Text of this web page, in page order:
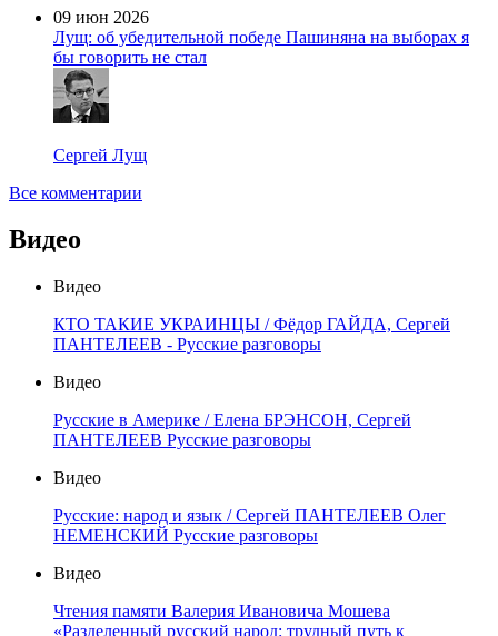
09 июн 2026
Лущ: об убедительной победе Пашиняна на выборах я
бы говорить не стал
Сергей Лущ
Все комментарии
Видео
Видео
КТО ТАКИЕ УКРАИНЦЫ / Фёдор ГАЙДА, Сергей
ПАНТЕЛЕЕВ - Русские разговоры
Видео
Русские в Америке / Елена БРЭНСОН, Сергей
ПАНТЕЛЕЕВ Русские разговоры
Видео
Русские: народ и язык / Сергей ПАНТЕЛЕЕВ Олег
НЕМЕНСКИЙ Русские разговоры
Видео
Чтения памяти Валерия Ивановича Мошева
«Разделенный русский народ: трудный путь к